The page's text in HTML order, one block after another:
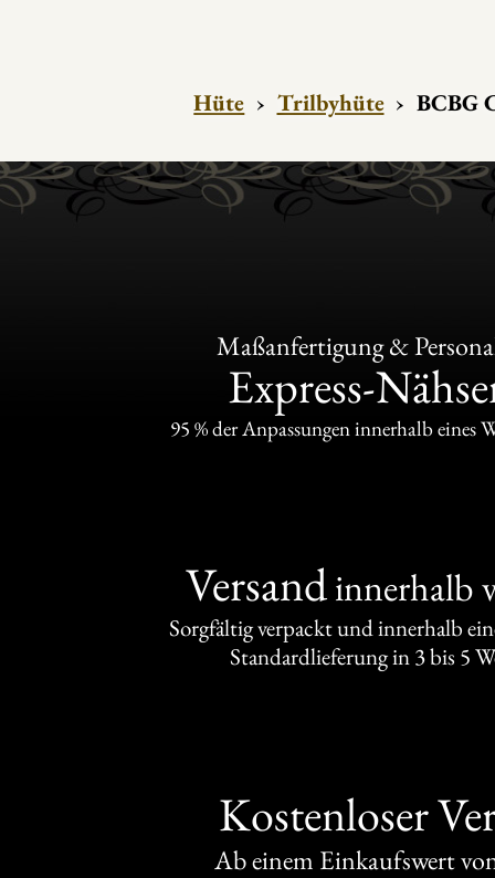
Hüte › Trilbyhüte › BCBG
Maßanfertigung &
Express-
95 % der Anpassungen innerhalb eines
Versandinnerhalb
Sorgfältig verpackt und innerhalb
Standardlieferung in 3 bis 5
Kostenloser
Ab einem Einkaufswert